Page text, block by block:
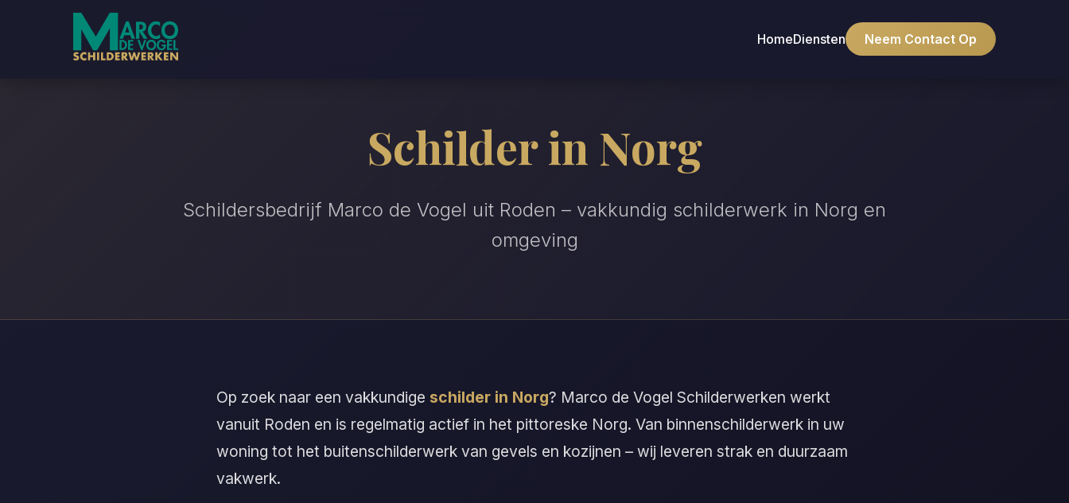
HomeDiensten Neem Contact Op
Schilder in Norg
Schildersbedrijf Marco de Vogel uit Roden – vakkundig schilderwerk in Norg en
omgeving
Op zoek naar een vakkundige schilder in Norg? Marco de Vogel Schilderwerken werkt
vanuit Roden en is regelmatig actief in het pittoreske Norg. Van binnenschilderwerk in uw
woning tot het buitenschilderwerk van gevels en kozijnen – wij leveren strak en duurzaam
vakwerk.